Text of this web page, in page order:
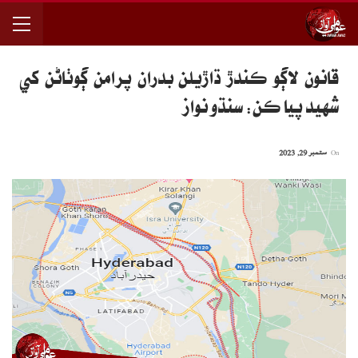
قانون لاڳو ڪندڙ ڌاڙيلن بدران پرامن ڳوٺاڻن کي
شهيد پيا ڪن: سنڌو نواز